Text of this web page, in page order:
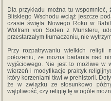
Dla przykładu można tu
Bliskiego Wschodu wciąż jeszcze
czasie święta Nowego Roku w
Wolfram von Soden z Munsteru,
przestarzałym tłumaczeniu, nie
Przy rozpatrywaniu wielkich religii
położeniu, że można badania nad
wyjściowego. Nie jest to możliwe w
wierzeń i modyfikacje praktyk
który korzeniami tkwi w prehistorii.
że w związku ze stosunkowo
wątpliwość, czy religię tę w ogóle